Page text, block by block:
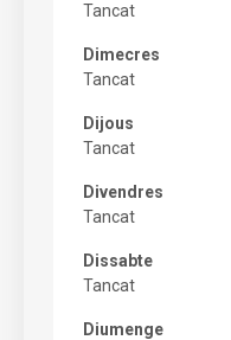
Tancat
Dimecres
Tancat
Dijous
Tancat
Divendres
Tancat
Dissabte
Tancat
Diumenge